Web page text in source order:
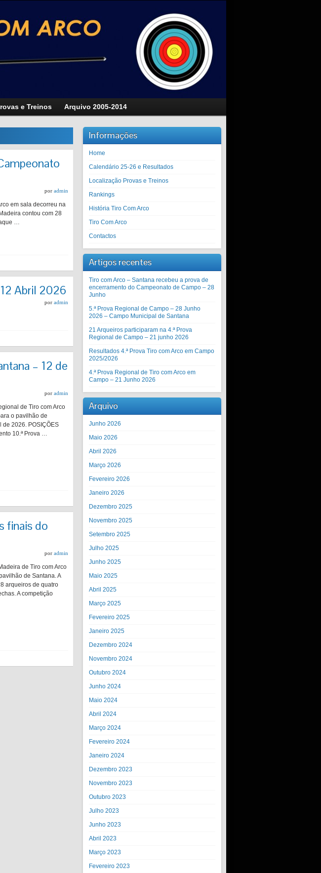
e Treinos Arquivo 2005-2014
por admin
em sala decorreu na
contou com 28
…
Abril 2026
por admin
– 12 de
por admin
de Tiro com Arco
o pavilhão de
de 2026. POSIÇÕES
10.ª Prova …
finais do
por admin
de Tiro com Arco
de Santana. A
arqueiros de quatro
A competição
Informações
Home
Calendário 25-26 e Resultados
Localização Provas e Treinos
Rankings
História Tiro Com Arco
Tiro Com Arco
Contactos
Artigos recentes
Tiro com Arco – Santana recebeu a prova de
encerramento do Campeonato de Campo – 28
Junho
5.ª Prova Regional de Campo – 28 Junho
2026 – Campo Municipal de Santana
21 Arqueiros participaram na 4.ª Prova
Regional de Campo – 21 junho 2026
Resultados 4.ª Prova Tiro com Arco em Campo
2025/2026
4.ª Prova Regional de Tiro com Arco em
Campo – 21 Junho 2026
Arquivo
Junho 2026
Maio 2026
Abril 2026
Março 2026
Fevereiro 2026
Janeiro 2026
Dezembro 2025
Novembro 2025
Setembro 2025
Julho 2025
Junho 2025
Maio 2025
Abril 2025
Março 2025
Fevereiro 2025
Janeiro 2025
Dezembro 2024
Novembro 2024
Outubro 2024
Junho 2024
Maio 2024
Abril 2024
Março 2024
Fevereiro 2024
Janeiro 2024
Dezembro 2023
Novembro 2023
Outubro 2023
Julho 2023
Junho 2023
Abril 2023
Março 2023
Fevereiro 2023